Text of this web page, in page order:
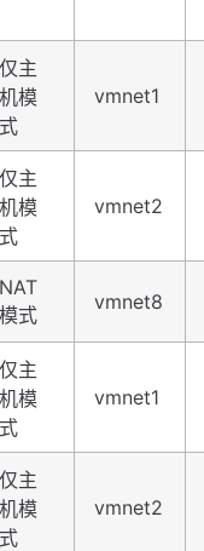
仅主
机模
式
vmnet1
仅主
机模
式
vmnet2
NAT
模式
vmnet8
仅主
机模
式
vmnet1
仅主
机模
式
vmnet2